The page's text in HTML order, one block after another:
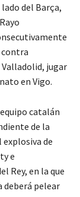
del Barça,
contra
Valladolid, jugar
en Vigo.
catalán
de la
de
e
Rey, en la que
deberá pelear